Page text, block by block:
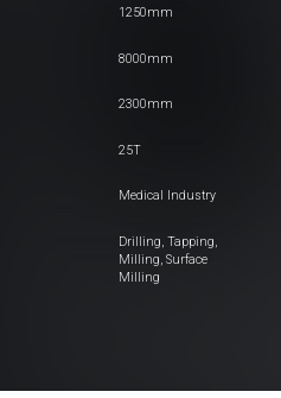
1250mm
8000mm
2300mm
25T
Medical Industry
Drilling, Tapping,
Milling, Surface
Milling